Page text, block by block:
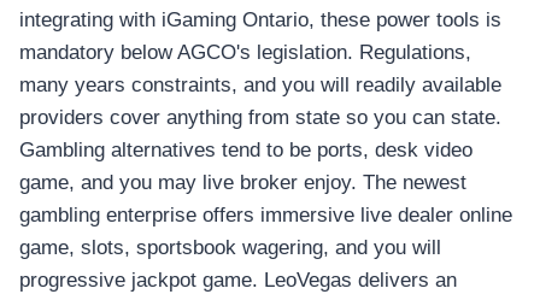
integrating with iGaming Ontario, these power tools is
mandatory below AGCO's legislation. Regulations,
many years constraints, and you will readily available
providers cover anything from state so you can state.
Gambling alternatives tend to be ports, desk video
game, and you may live broker enjoy. The newest
gambling enterprise offers immersive live dealer online
game, slots, sportsbook wagering, and you will
progressive jackpot game. LeoVegas delivers an